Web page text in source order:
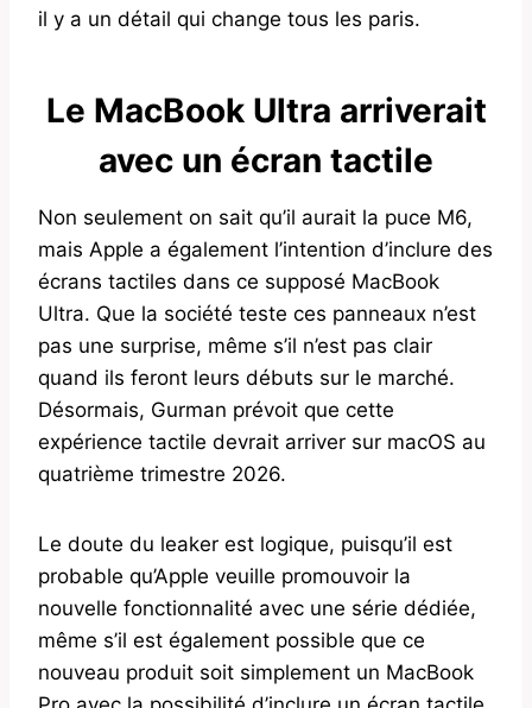
il y a un détail qui change tous les paris.
Le MacBook Ultra arriverait
avec un écran tactile
Non seulement on sait qu’il aurait la puce M6,
mais Apple a également l’intention d’inclure des
écrans tactiles dans ce supposé MacBook
Ultra. Que la société teste ces panneaux n’est
pas une surprise, même s’il n’est pas clair
quand ils feront leurs débuts sur le marché.
Désormais, Gurman prévoit que cette
expérience tactile devrait arriver sur macOS au
quatrième trimestre 2026.
Le doute du leaker est logique, puisqu’il est
probable qu’Apple veuille promouvoir la
nouvelle fonctionnalité avec une série dédiée,
même s’il est également possible que ce
nouveau produit soit simplement un MacBook